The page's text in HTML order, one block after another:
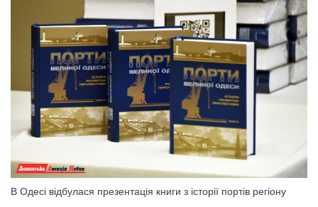
В Одесі відбулася презентація книги з історії портів регіону